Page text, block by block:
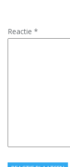
Reactie *